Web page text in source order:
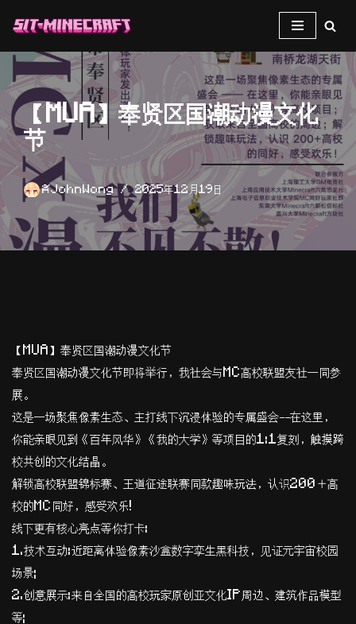
正
文
【MUA】奉贤区国潮动漫文化
节
JohnWong 2025年12月19日
【MUA】奉贤区国潮动漫文化节
奉贤区国潮动漫文化节即将举行，我社会与MC高校联盟友社一同参
展。
​这是一场聚焦像素生态、主打线下沉浸体验的专属盛会——在这里，
你能亲眼见到《百年风华》《我的大学》等项目的1:1复刻，触摸跨
校共创的文化结晶。
​解锁高校联盟锦标赛、王道征途联赛同款趣味玩法，认识200＋高
校的MC同好，感受欢乐!
​线下更有核心亮点等你打卡:
​1.技术互动:近距离体验像素沙盒数字孪生黑科技，见证元宇宙校园
场景;
​2.创意展示:来自全国的高校玩家原创亚文化IP周边、建筑作品模型
等;